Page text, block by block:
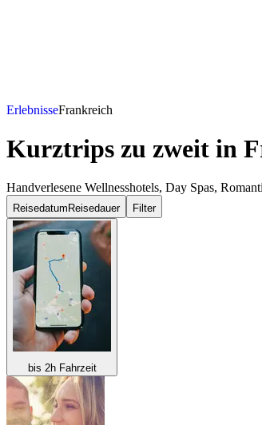
ErlebnisseFrankreich
Kurztrips zu zweit in
Handverlesene Wellnesshotels, Day Spas,
Reisedatum Reisedauer Filter
bis 2h Fahrzeit